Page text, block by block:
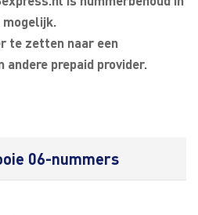
te zetten naar een
andere prepaid provider.
06-nummers